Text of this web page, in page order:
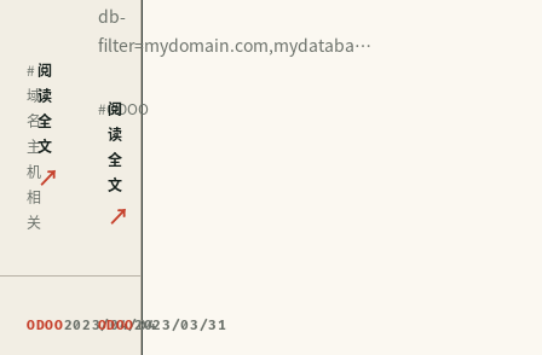
#
域
名
主
机
相
关
阅
读
全
文
↗
db-
filter=mydomain.com,mydataba…
#ODOO
阅
读
全
文
↗
ODOO2023/04/04
ODOO2023/03/31